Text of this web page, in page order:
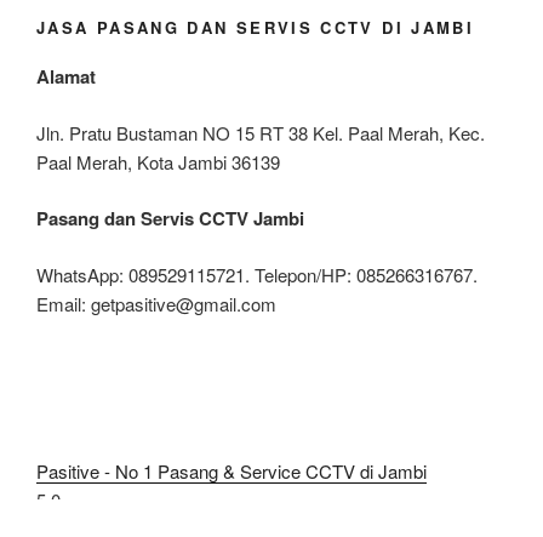
JASA PASANG DAN SERVIS CCTV DI JAMBI
Alamat
Jln. Pratu Bustaman NO 15 RT 38 Kel. Paal Merah, Kec.
Paal Merah, Kota Jambi 36139
Pasang dan Servis CCTV Jambi
WhatsApp: 089529115721. Telepon/HP: 085266316767.
Email: getpasitive@gmail.com
Pasitive - No 1 Pasang & Service CCTV di Jambi
5.0